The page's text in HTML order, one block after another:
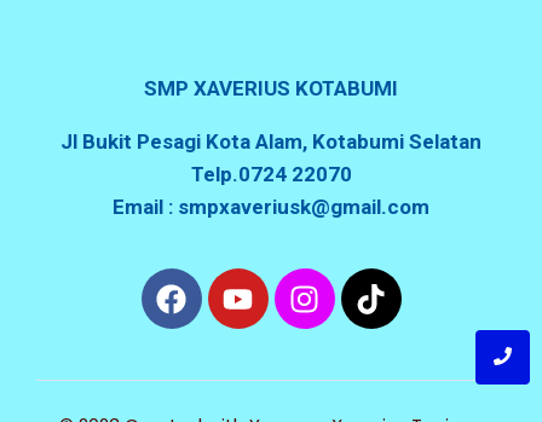
SMP XAVERIUS KOTABUMI
Jl Bukit Pesagi Kota Alam, Kotabumi Selatan
Telp.0724 22070
Email : smpxaveriusk@gmail.com